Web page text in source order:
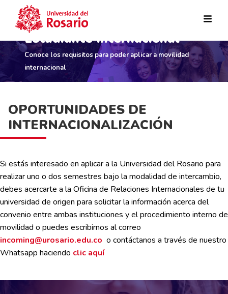
Pasar al contenido principal
Estudiante Internacional
Conoce los requisitos para poder aplicar a movilidad
internacional
OPORTUNIDADES DE
INTERNACIONALIZACIÓN
Si estás interesado en aplicar a la Universidad del Rosario para
realizar uno o dos semestres bajo la modalidad de intercambio,
debes acercarte a la Oficina de Relaciones Internacionales de tu
universidad de origen para solicitar la información acerca del
convenio entre ambas instituciones y el procedimiento interno de
movilidad o puedes escribirnos al correo
incoming@urosario.edu.co o contáctanos a través de nuestro
Whatsapp haciendo clic aquí